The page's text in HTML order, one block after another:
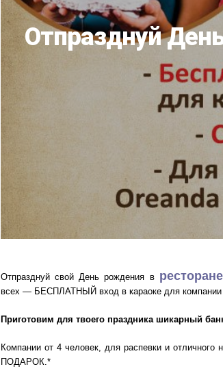
Отпразднуй
Отпразднуй свой День рождения в
всех — БЕСПЛАТНЫЙ вход в караоке для компании
Приготовим для твоего праздника шикарный
Компании от 4 человек, для распевки и отличного
ПОДАРОК.*